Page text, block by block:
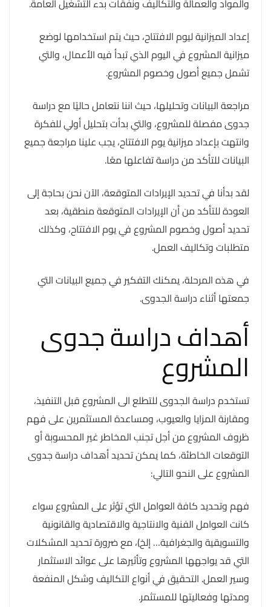
والمواد والعمالة والتكاليف ونفقات بدء التشغيل العامة.
إعداد الميزانية ليوم الافتتاح، حيث يتم استخدامها لوضع
ميزانية المشروع في اليوم الذي تبدأ فيه الأعمال، والتي
تشمل جميع أصول وخصوم المشروع.
مراجعة البيانات وتحليلها، حيث اننا نتعامل حاليًا مع دراسة
جدوى مفصلة للمشروع، والتي بدأت بتحليل أولي للفكرة
وانتهت بإعداد ميزانية يوم الافتتاح، يجب علينا مراجعة جميع
البيانات للتأكد من دراسة تفاعلها معًا.
لقد بدأنا في تحديد الإيرادات المتوقعة، الآن نحن بحاجة إلى
العودة للتأكد من أن الإيرادات المتوقعة منطقية، بعد
تحديد أصول وخصوم المشروع في يوم الافتتاح، وكذلك
متطلبات وتكاليف العمل.
في هذه المرحلة، يمكنك التفكير في جميع البيانات التي
جمعتها أثناء دراسة الجدوى.
أهداف دراسة جدوى
المشروع
تستخدم دراسة الجدوى للتطلع الى المشروع قبل التنفيذ،
ومقارنة المزايا والعيوب، ومساعدة المستثمرين على فهم
ظروف المشروع من أجل تجنب المخاطر غير المحسوبة أو
التوقعات الخاطئة، كما يمكن تحديد أهداف دراسة جدوى
المشروع على النحو التالي:
فهم وتحديد كافة العوامل التي تؤثر على المشروع سواء
كانت العوامل الفنية والانتاجية والاقتصادية والقانونية
والتسويقية والجغرافية… إلخ)، مع ضرورة تحديد المشكلات
التي قد يواجهها المشروع وتأثيرها على عوائد الاستثمار
وسير العمل. التحقيق في أنواع التكاليف وشكل المنفعة
ومدتها وفعاليتها للمستثمر.